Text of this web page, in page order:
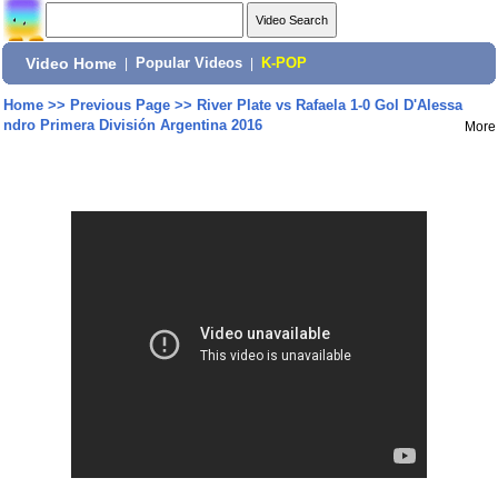
Video Home Popular Videos K-POP
Home>> Previous Page>> River Plate vs Rafaela 1-0 Gol D'Alessa
ndro Primera División Argentina 2016
More